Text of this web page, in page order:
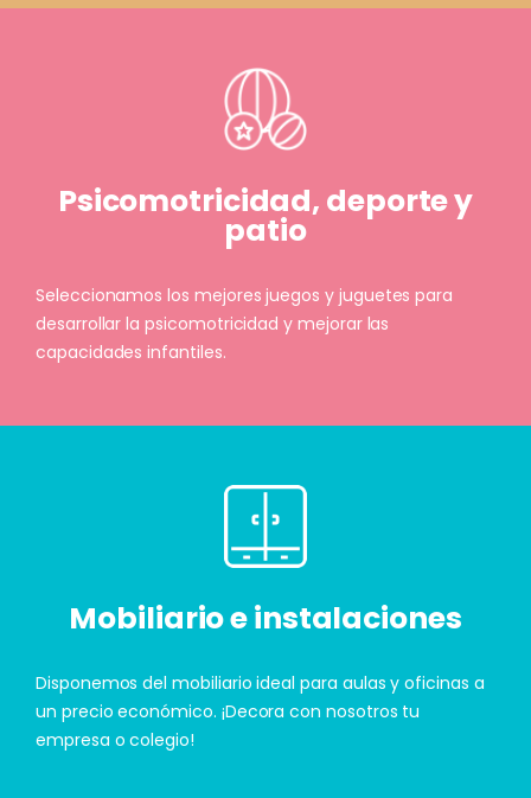
Psicomotricidad, deporte y
patio
Seleccionamos los mejores juegos y juguetes para
desarrollar la psicomotricidad y mejorar las
capacidades infantiles.
Mobiliario e instalaciones
Disponemos del mobiliario ideal para aulas y oficinas a
un precio económico. ¡Decora con nosotros tu
empresa o colegio!